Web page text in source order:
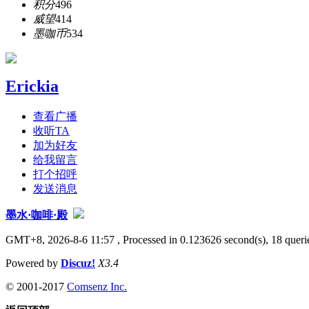
积分496
威望414
墨咖币534
Erickia
查看广播
收听TA
加为好友
给我留言
打个招呼
发送消息
墨水·咖啡·殿
GMT+8, 2026-8-6 11:57 , Processed in 0.123626 second(s), 18
Powered by Discuz! X3.4
© 2001-2017 Comsenz Inc.